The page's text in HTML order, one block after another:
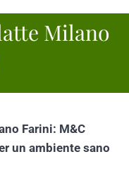
Milano
Farini: M&C
un ambiente sano